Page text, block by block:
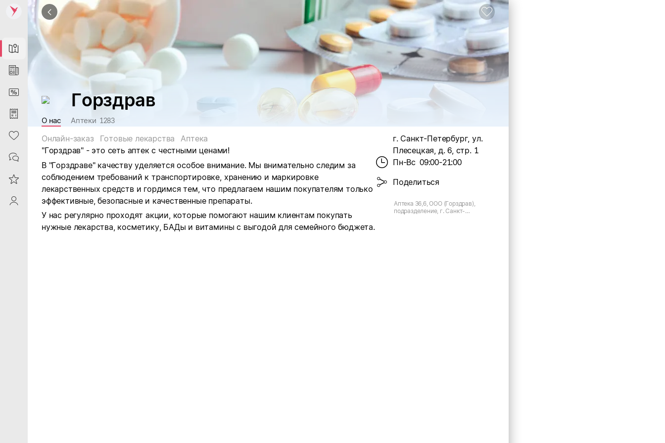
Map
News
DiscountCard
Purchases
Heart
Contacts
Reviews
ProfileSaby
Горздрав
О нас Аптеки 1283
Онлайн-заказ Готовые лекарства
Аптека
"Горздрав" - это сеть аптек с честными ценами!
В "Горздраве" качеству уделяется особое внимание. Мы внимательно следим за
соблюдением требований к транспортировке, хранению и маркировке
лекарственных средств и гордимся тем, что предлагаем нашим покупателям только
эффективные, безопасные и качественные препараты.
У нас регулярно проходят акции, которые помогают нашим клиентам покупать
нужные лекарства, косметику, БАДы и витамины с выгодой для семейного бюджета.
г. Санкт-Петербург, ул.
Плесецкая, д. 6, стр. 1
Пн-Вс 09:00-21:00
Поделиться
Аптека 36,6, ООО (Горздрав),
подразделение, г. Санкт-